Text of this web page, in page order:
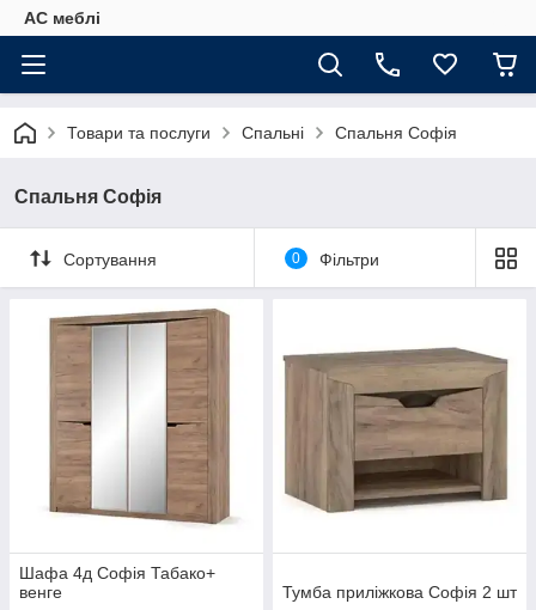
АС меблі
Товари та послуги Спальні Спальня Софія
Спальня Софія
Сортування 0 Фільтри
Шафа 4д Софія Табако+
венге
Тумба приліжкова Софія 2 шт